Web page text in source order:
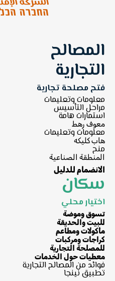
المصالح
التجارية
فتح مصلحة تجارية
معلومات وتعليمات
مراحل التأسيس
استمارات هامة
معوف رهط
معلومات وتعليمات
هاب كليكه
منح
المنطقة الصناعية
الانضمام للدليل
سكان
اختيار محلي
تسوق وموضة
للبيت والحديقة
مأكولات ومطاعم
كراجات ومركبات
للمصلحة التجارية
معطيات حول الخدمات
فوائد من المصالح التجارية
تطبيق نينجا